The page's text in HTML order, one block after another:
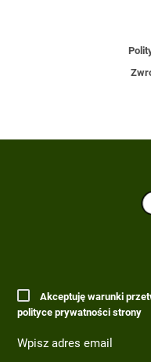
Akceptuję warunki
polityce prywatności strony